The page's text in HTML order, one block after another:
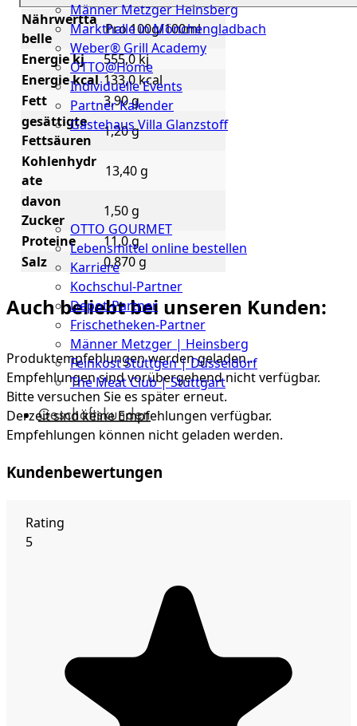
Männer Metzger Heinsberg
Markthalle in Mönchengladbach
Weber® Grill Academy
OTTO@Home
Individuelle Events
Partner Kalender
Gästehaus Villa Glanzstoff
Gutscheine
Über
uns
OTTO GOURMET
Lebensmittel online bestellen
Karriere
Kochschul-Partner
Depot-Partner
Frischetheken-Partner
Männer Metzger | Heinsberg
Feinkost Stüttgen | Düsseldorf
The Meat Club | Stuttgart
Geschäftskunden
Nährwertta
belle
Pro 100g/100ml
Energie kj
555,0 kj
Energie kcal 133,0 kcal
Fett
3,90 g
gesättigte
Fettsäuren
1,20 g
Kohlenhydr
ate
13,40 g
davon
Zucker
1,50 g
Proteine
11,0 g
Salz
0,870 g
Auch beliebt bei unseren Kunden:
Produktempfehlungen werden geladen…
Empfehlungen sind vorübergehend nicht verfügbar.
Bitte versuchen Sie es später erneut.
Derzeit sind keine Empfehlungen verfügbar.
Empfehlungen können nicht geladen werden.
Kundenbewertungen
Rating
5